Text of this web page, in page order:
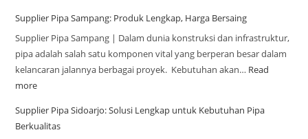
Supplier Pipa Sampang: Produk Lengkap, Harga Bersaing
Supplier Pipa Sampang | Dalam dunia konstruksi dan infrastruktur,
pipa adalah salah satu komponen vital yang berperan besar dalam
kelancaran jalannya berbagai proyek. Kebutuhan akan… Read
more
Supplier Pipa Sidoarjo: Solusi Lengkap untuk Kebutuhan Pipa
Berkualitas